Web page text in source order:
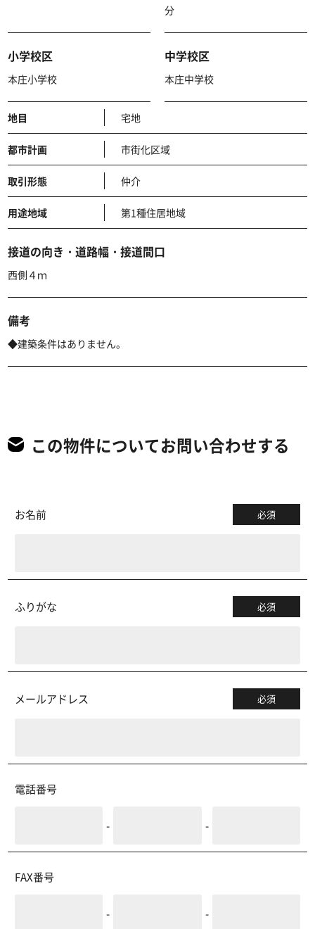
分
小学校区
本庄小学校
中学校区
本庄中学校
地目 宅地
都市計画 市街化区域
取引形態 仲介
用途地域 第1種住居地域
接道の向き・道路幅・接道間口
西側４ｍ
備考
◆建築条件はありません。
この物件についてお問い合わせする
お名前 必須
ふりがな 必須
メールアドレス 必須
電話番号
- -
FAX番号
- -